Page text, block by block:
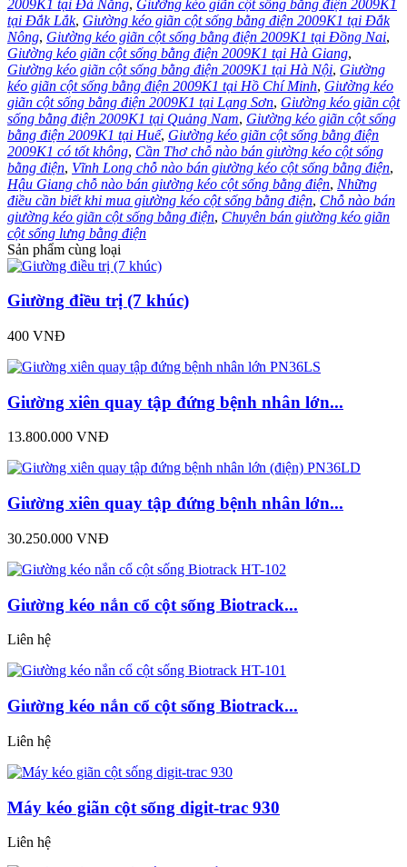
2009K1 tại Đà Nẵng, Giường kéo giãn cột sống bằng điện 2009K1
tại Đắk Lắk, Giường kéo giãn cột sống bằng điện 2009K1 tại Đắk
Nông, Giường kéo giãn cột sống bằng điện 2009K1 tại Đồng Nai,
Giường kéo giãn cột sống bằng điện 2009K1 tại Hà Giang,
Giường kéo giãn cột sống bằng điện 2009K1 tại Hà Nội, Giường
kéo giãn cột sống bằng điện 2009K1 tại Hồ Chí Minh, Giường kéo
giãn cột sống bằng điện 2009K1 tại Lạng Sơn, Giường kéo giãn cột
sống bằng điện 2009K1 tại Quảng Nam, Giường kéo giãn cột sống
bằng điện 2009K1 tại Huế, Giường kéo giãn cột sống bằng điện
2009K1 có tốt không, Cần Thơ chỗ nào bán giường kéo cột sống
bằng điện, Vĩnh Long chỗ nào bán giường kéo cột sống bằng điện,
Hậu Giang chỗ nào bán giường kéo cột sống bằng điện, Những
điều cần biết khi mua giường kéo cột sống bằng điện, Chỗ nào bán
giường kéo giãn cột sống bằng điện, Chuyên bán giường kéo giãn
cột sống lưng bằng điện
Sản phẩm cùng loại
Giường điều trị (7 khúc)
400 VNĐ
Giường xiên quay tập đứng bệnh nhân lớn...
13.800.000 VNĐ
Giường xiên quay tập đứng bệnh nhân lớn...
30.250.000 VNĐ
Giường kéo nắn cổ cột sống Biotrack...
Liên hệ
Giường kéo nắn cổ cột sống Biotrack...
Liên hệ
Máy kéo giãn cột sống digit-trac 930
Liên hệ